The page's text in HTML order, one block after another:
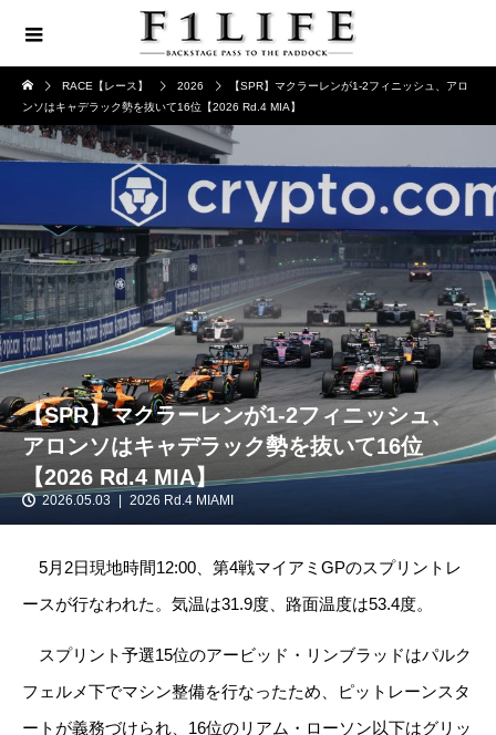
RACE【レース】 2026
【SPR】マクラーレンが1-2フィニッシュ、アロ
ンソはキャデラック勢を抜いて16位【2026 Rd.4 MIA】
【SPR】マクラーレンが1-2フィニッシュ、
アロンソはキャデラック勢を抜いて16位
【2026 Rd.4 MIA】
2026.05.03 2026 Rd.4 MIAMI
5月2日現地時間12:00、第4戦マイアミGPのスプリントレ
ースが行なわれた。気温は31.9度、路面温度は53.4度。
スプリント予選15位のアービッド・リンブラッドはパルク
フェルメ下でマシン整備を行なったため、ピットレーンスタ
ートが義務づけられ、16位のリアム・ローソン以下はグリッ